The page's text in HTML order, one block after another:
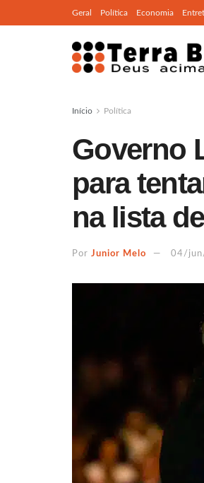
Geral Política Economia
Início Política
Governo
para
na lista
Por Junior Melo 04/